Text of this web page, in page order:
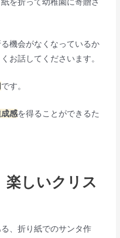
機会がなくなっているか
お話してくださいます。
です。
感を得ることができるた
楽しいクリス
、折り紙でのサンタ作